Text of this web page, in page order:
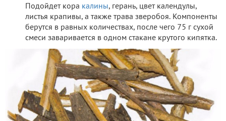
Подойдет кора калины, герань, цвет календулы,
листья крапивы, а также трава зверобоя. Компоненты
берутся в равных количествах, после чего 75 г сухой
смеси заваривается в одном стакане крутого кипятка.